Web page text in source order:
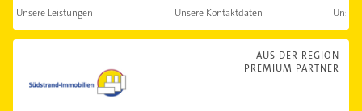
Unsere Leistungen Unsere Kontaktdaten Unser
AUS DER REGION
PREMIUM PARTNER